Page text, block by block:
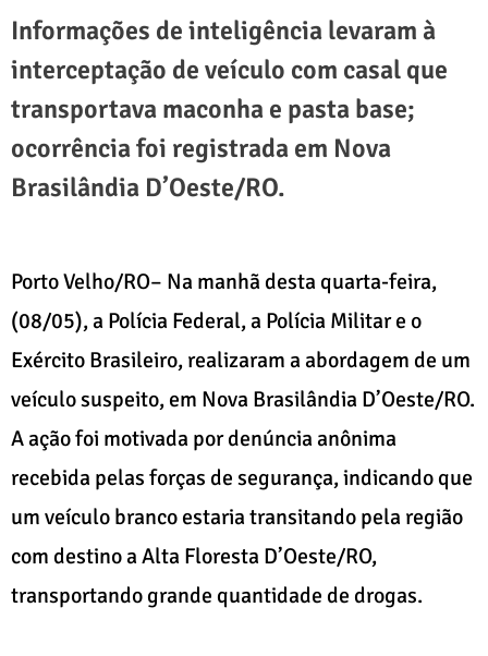
Informações de inteligência levaram à
interceptação de veículo com casal que
transportava maconha e pasta base;
ocorrência foi registrada em Nova
Brasilândia D’Oeste/RO.
Porto Velho/RO– Na manhã desta quarta-feira,
(08/05), a Polícia Federal, a Polícia Militar e o
Exército Brasileiro, realizaram a abordagem de um
veículo suspeito, em Nova Brasilândia D’Oeste/RO.
A ação foi motivada por denúncia anônima
recebida pelas forças de segurança, indicando que
um veículo branco estaria transitando pela região
com destino a Alta Floresta D’Oeste/RO,
transportando grande quantidade de drogas.